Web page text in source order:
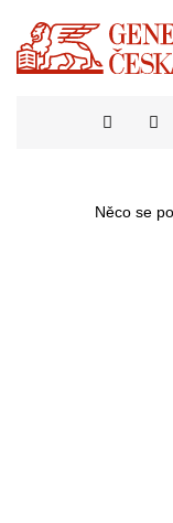
Něco se